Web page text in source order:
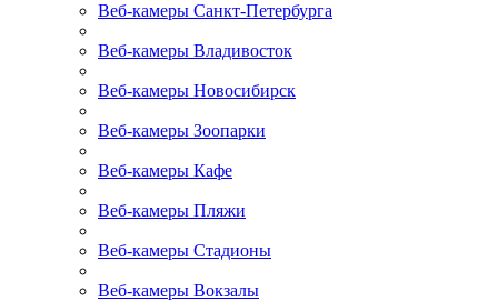
Веб-камеры Санкт-Петербурга
Веб-камеры Владивосток
Веб-камеры Новосибирск
Веб-камеры Зоопарки
Веб-камеры Кафе
Веб-камеры Пляжи
Веб-камеры Стадионы
Веб-камеры Вокзалы